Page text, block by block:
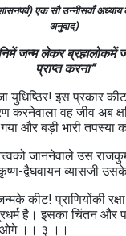
एक सौ उन्नीसवाँ
अनुवाद)
जन्म लेकर ब्रह्मलोकमें
प्राप्त करना”
युधिष्ठिर! इस प्रकार
करनेवाला वह जीव अब
गया और बड़ी भारी
जाननेवाले उस
द्वैघवायन व्यासजी
कीट! प्राणियोंकी
है। इसका चिंतन
।। ३ ।।